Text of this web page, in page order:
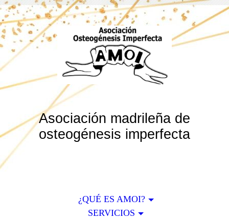
Asociación madrileña de
osteogénesis imperfecta
¿QUÉ ES AMOI?
SERVICIOS